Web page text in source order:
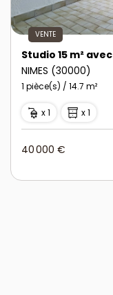
VENTE
NIMES (30000)
1 pièce(s) / 14.7 m²
x 1 x 1
40 000 €